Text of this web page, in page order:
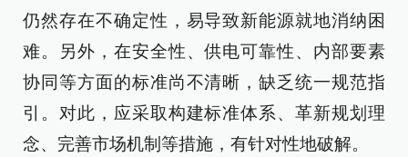
仍然存在不确定性，易导致新能源就地消纳困
难。另外，在安全性、供电可靠性、内部要素
协同等方面的标准尚不清晰，缺乏统一规范指
引。对此，应采取构建标准体系、革新规划理
念、完善市场机制等措施，有针对性地破解。